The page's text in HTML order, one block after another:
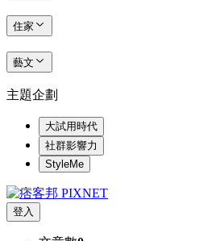
住家
藝文
主題企劃
大試用時代
社群影響力
StyleMe
登入